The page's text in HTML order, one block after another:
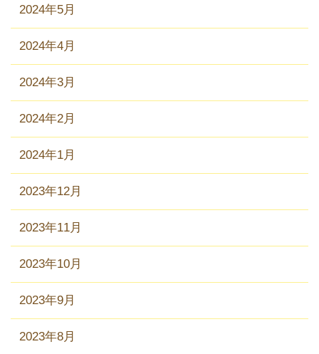
2024年5月
2024年4月
2024年3月
2024年2月
2024年1月
2023年12月
2023年11月
2023年10月
2023年9月
2023年8月